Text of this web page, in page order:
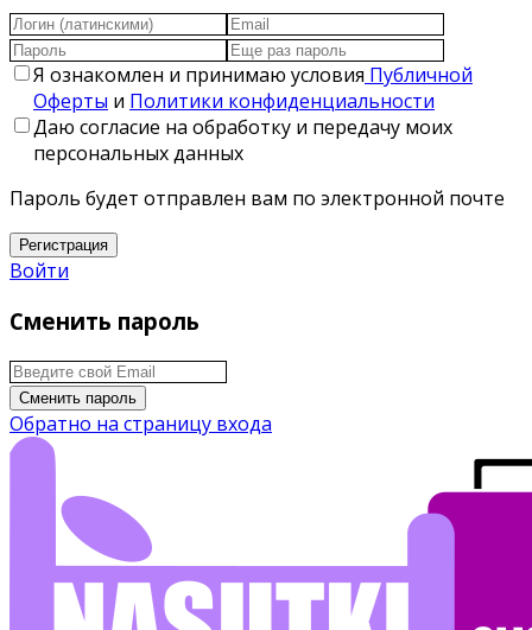
Я ознакомлен и принимаю условия Публичной
Оферты и Политики конфиденциальности
Даю согласие на обработку и передачу моих
персональных данных
Пароль будет отправлен вам по электронной почте
Регистрация
Войти
Сменить пароль
Сменить пароль
Обратно на страницу входа